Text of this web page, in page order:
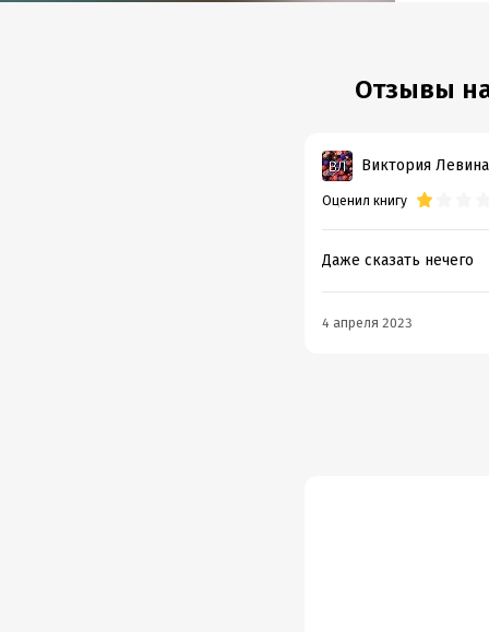
Отзывы
Виктория Левина
Оценил книгу
Даже сказать нечего
4 апреля 2023